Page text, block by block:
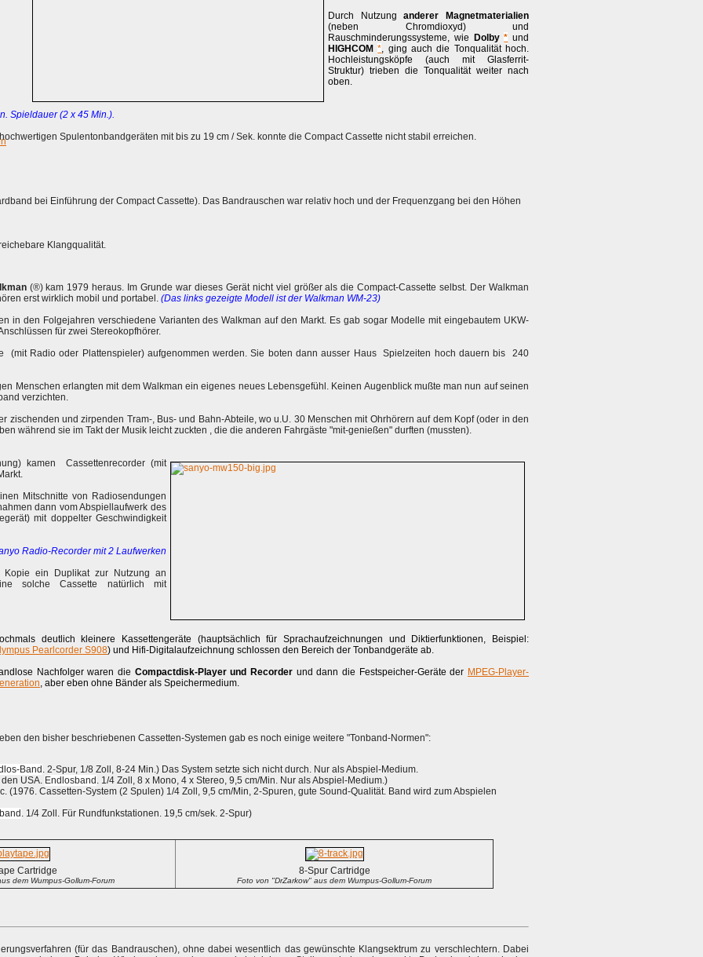
Durch Nutzunganderer Magnetmaterialien
(neben Chromdioxyd) und
Rauschminderungssysteme, wie
Dolby * und
HIGHCOM*, ging auch die Tonqualität hoch.
Hochleistungsköpfe (auch mit Glasferrit-
Struktur) trieben die Tonqualität weiter nach
oben.
Spieldauer (2 x 45 Min.).
Spulentonbandgeräten mit bis zu 19 cm / Sek. konnte die Compact Cassette nicht stabil erreichen.
bei Einführung der Compact Cassette). Das Bandrauschen war relativ hoch und der Frequenzgang bei den Höhen
Klangqualität.
(®) kam 1979 heraus. Im Grunde war dieses Gerät nicht viel größer als die Compact-Cassette selbst. Der Walkman
erst wirklich mobil und portabel. (Das links gezeigte Modell ist der Walkman WM-23)
in den Folgejahren verschiedene Varianten des Walkman auf den Markt. Es gab sogar Modelle mit eingebautem UKW-
für zwei Stereokopfhörer.
(mit Radio oder Plattenspieler) aufgenommen werden. Sie boten dann ausser Haus Spielzeiten hoch dauern bis 240
Menschen erlangten mit dem Walkman ein eigenes neues Lebensgefühl. Keinen Augenblick mußte man nun auf seinen
verzichten.
zischenden und zirpenden Tram-, Bus- und Bahn-Abteile, wo u.U. 30 Menschen mit Ohrhörern auf dem Kopf (oder in den
während sie im Takt der Musik leicht zuckten , die die anderen Fahrgäste "mit-genießen" durften (mussten).
kamen Cassettenrecorder (mit
Mitschnitte von Radiosendungen
dann vom Abspiellaufwerk des
mit doppelter Geschwindigkeit
Radio-Recorder mit 2 Laufwerken
ein Duplikat zur Nutzung an
solche Cassette natürlich mit
deutlich kleinere Kassettengeräte (hauptsächlich für Sprachaufzeichnungen und Diktierfunktionen, Beispiel:
Pearlcorder S908) und Hifi-Digitalaufzeichnung schlossen den Bereich der Tonbandgeräte ab.
Nachfolger waren die Compactdisk-Player und Recorder und dann die Festspeicher-Geräte der MPEG-Player-
, aber eben ohne Bänder als Speichermedium.
den bisher beschriebenen Cassetten-Systemen gab es noch einige weitere "Tonband-Normen":
Band . 2-Spur, 1/8 Zoll, 8-24 Min.) Das System setzte sich nicht durch. Nur als Abspiel-Medium.
USA. Endlosband . 1/4 Zoll, 8 x Mono, 4 x Stereo, 9,5 cm/Min. Nur als Abspiel-Medium.)
(1976. Cassetten-System (2 Spulen) 1/4 Zoll, 9,5 cm/Min, 2-Spuren, gute Sound-Qualität. Band wird zum Abspielen
. 1/4 Zoll. Für Rundfunkstationen. 19,5 cm/sek. 2-Spur)
Cartridge
dem Wumpus-Gollum-Forum
8-Spur Cartridge
Foto von "DrZarkow" aus dem Wumpus-Gollum-Forum
(für das Bandrauschen), ohne dabei wesentlich das gewünschte Klangsektrum zu verschlechtern. Dabei